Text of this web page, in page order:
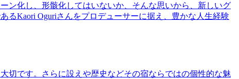
ン化し、形骸化してはいないか、そんな思いから、新しいグ
るKaori Oguriさんをプロデューサーに据え、豊かな人生経験
です。さらに設えや歴史などその宿ならではの個性的な魅